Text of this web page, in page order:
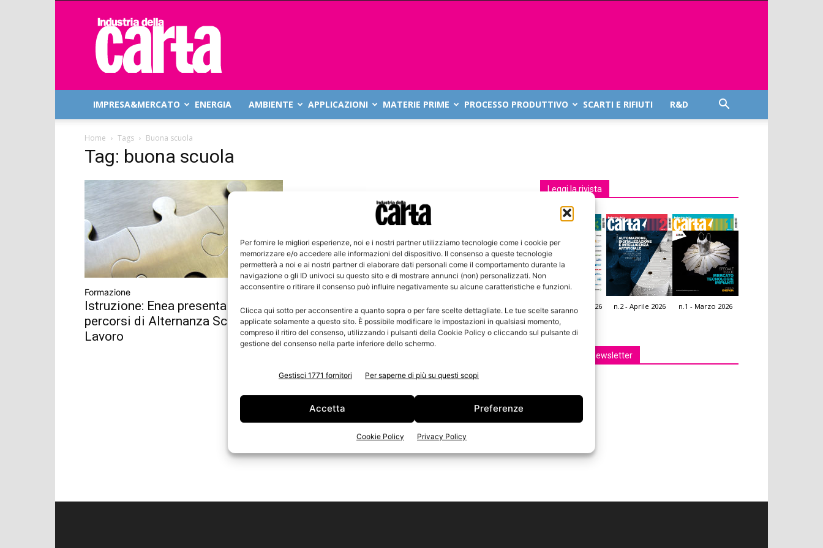
Per fornire le migliori esperienze, noi e i nostri partner utilizziamo tecnologie come i cookie per
memorizzare e/o accedere alle informazioni del dispositivo. Il consenso a queste tecnologie
permetterà a noi e ai nostri partner di elaborare dati personali come il comportamento durante la
navigazione o gli ID univoci su questo sito e di mostrare annunci (non) personalizzati. Non
acconsentire o ritirare il consenso può influire negativamente su alcune caratteristiche e funzioni.
Clicca qui sotto per acconsentire a quanto sopra o per fare scelte dettagliate. Le tue scelte saranno
applicate solamente a questo sito. È possibile modificare le impostazioni in qualsiasi momento,
compreso il ritiro del consenso, utilizzando i pulsanti della Cookie Policy o cliccando sul pulsante di
gestione del consenso nella parte inferiore dello schermo.
Gestisci 1771 fornitori Per saperne di più su questi scopi
Accetta Preferenze
Cookie Policy Privacy Policy
Industria
della
Carta
IMPRESA&MERCATO ENERGIA AMBIENTE APPLICAZIONI MATERIE PRIME PROCESSO PRODUTTIVO SCARTI E RIFIUTI R&D
Home Tags Buona scuola
Tag: buona scuola
Formazione
Istruzione: Enea presenta i nuovi
percorsi di Alternanza Scuola-
Lavoro
Leggi la rivista
n.3 - Giugno 2026 n.2 - Aprile 2026 n.1 - Marzo 2026
Edicola Web
Iscriviti alla newsletter